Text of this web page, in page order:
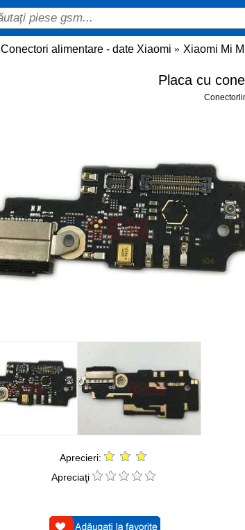
Conectori alimentare - date Xiaomi Xiaomi Mi
Placa cu
Aprecieri:
Apreciaţi